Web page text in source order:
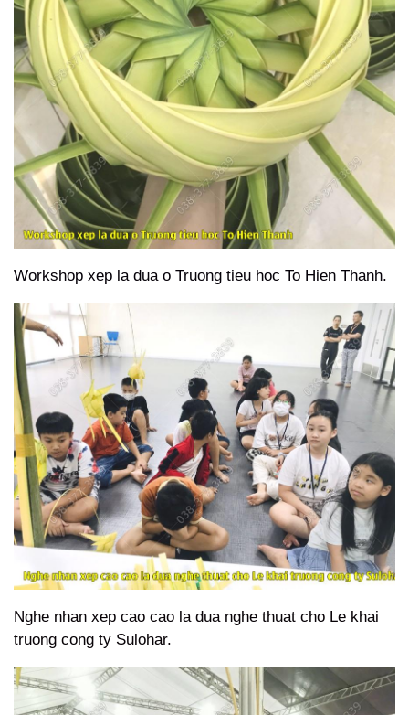
Workshop xep la dua o Truong tieu hoc To Hien Thanh.
Nghe nhan xep cao cao la dua nghe thuat cho Le khai
truong cong ty Sulohar.